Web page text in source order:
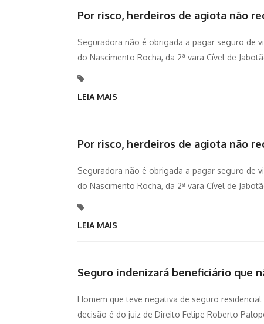
Por risco, herdeiros de agiota não
Seguradora não é obrigada a pagar seguro de
do Nascimento Rocha, da 2ª vara Cível de
LEIA MAIS
Por risco, herdeiros de agiota não
Seguradora não é obrigada a pagar seguro de
do Nascimento Rocha, da 2ª vara Cível de
LEIA MAIS
Seguro indenizará beneficiário que
Homem que teve negativa de seguro
decisão é do juiz de Direito Felipe Roberto